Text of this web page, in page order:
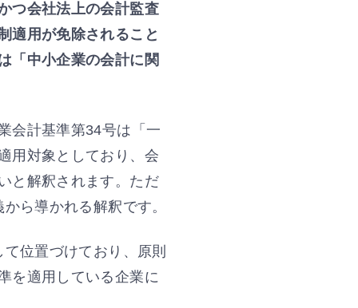
つ会社法上の会計監査
適用が免除されること
「中小企業の会計に関
会計基準第34号は「一
用対象としており、会
と解釈されます。ただ
ら導かれる解釈です。
位置づけており、原則
を適用している企業に